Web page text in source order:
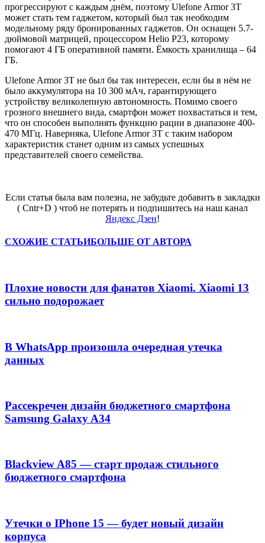
прогрессируют с каждым днём, поэтому Ulefone Armor 3T
может стать тем гаджетом, который был так необходим
модельному ряду бронированных гаджетов. Он оснащен 5.7-
дюймовой матрицей, процессором Helio P23, которому
помогают 4 ГБ оперативной памяти. Ёмкость хранилища – 64
ГБ.
Ulefone Armor 3T не был бы так интересен, если бы в нём не
было аккумулятора на 10 300 мАч, гарантирующего
устройству великолепную автономность. Помимо своего
грозного внешнего вида, смартфон может похвастаться и тем,
что он способен выполнять функцию рации в диапазоне 400-
470 МГц. Наверняка, Ulefone Armor 3T с таким набором
характеристик станет одним из самых успешных
представителей своего семейства.
Если статья была вам полезна, не забудьте добавить в закладки
( Cntr+D ) чтоб не потерять и подпишитесь на наш канал
Яндекс Дзен!
СХОЖИЕ СТАТЬИБОЛЬШЕ ОТ АВТОРА
Плохие новости для фанатов Xiaomi. Xiaomi 13
сильно подорожает
В WhatsApp произошла очередная утечка
данных
Рассекречен дизайн бюджетного смартфона
Samsung Galaxy A34
Blackview A85 — старт продаж стильного
бюджетного смартфона
Утечки о IPhone 15 — будет новый дизайн
корпуса